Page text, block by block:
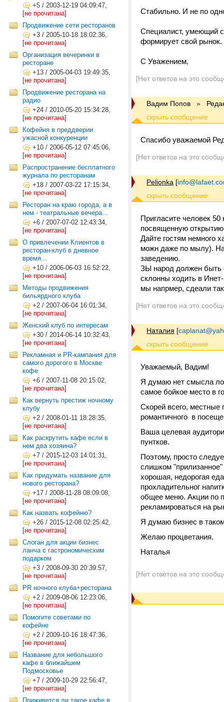
+5 / 2003-12-19 04:09:47,
[не прочитана]
Продвижение сети ресторанов
+3 / 2005-10-18 18:02:36,
[не прочитана]
Организация вечеринки в
ресторане
+13 / 2005-04-03 19:49:35,
[не прочитана]
Продвижение ресторана на
радио
+24 / 2010-05-20 15:34:28,
[не прочитана]
Кофейня в преддверии
ужасной конкуренции
+10 / 2006-05-12 07:45:06,
[не прочитана]
Распространение бесплатного
журнала по ресторанам
+18 / 2007-03-22 17:15:34,
[не прочитана]
Ресторан на краю города, а в
нем - театральные вечера...
+6 / 2007-07-02 12:43:34,
[не прочитана]
О привлечении Клиентов в
ресторан-клуб в дневное
время...
+10 / 2006-06-03 16:52:22,
[не прочитана]
Методы продвижения
бильярдного клуба
+2 / 2007-06-04 16:01:34,
[не прочитана]
Женский клуб по интересам
+30 / 2014-06-14 10:32:43,
[не прочитана]
Рекламная и PR-кампания для
самого дорогого в Москве
кофе
+6 / 2007-11-08 20:15:02,
[не прочитана]
Как вернуть престиж ночному
клубу
+2 / 2008-01-11 18:28:35,
[не прочитана]
Как раскрутить кафе если в
нем два хозяина?
+7 / 2015-12-03 14:01:31,
[не прочитана]
Как придумать название для
нового ресторана?
+17 / 2008-11-28 08:09:08,
[не прочитана]
Как назвать кофейню?
+26 / 2015-12-08 02:25:42,
[не прочитана]
Слоган для акции бизнес
ланча с гастрономическим
подарком
+3 / 2008-09-30 20:39:57,
[не прочитана]
PR ночного клуба+ресторана
+2 / 2009-08-06 12:23:06,
[не прочитана]
Помогите советами по
кофейне
+2 / 2009-10-16 18:47:36,
[не прочитана]
Название для небольшого
кафе в ближайшем
Подмосковье
+7 / 2009-10-29 22:56:47,
[не прочитана]
Приживется ли такое кафе в
Стабильно. И не по
Специалист, умеющий
формирует свой рынок.
С Уважением,
[Нет ответов на это
Вадим Попов »
Спасибо уважаемой
[Нет ответов на это
Pelionka [
Пригласите человек
посвященную
Дайте гостям немного
можн даже по мылу).
заведению.
ЗЫ народ должен быть
склонны ходить в
мы напрмер, сдеали
[Нет ответов на это
Наталия [
Уважаемый, Вадим!
Я думаю нет смысла
самое бойкое место в
Скорей всего, местные
романтичного в
Ваша целевая
пунтков.
Поэтому, просто
слишком
хорошая, недорогая
прохладительног
общее меню. Акции по
рекламироваться на
Я думаю бизнес в
Желаю процветания.
Наталья
[Нет ответов на это